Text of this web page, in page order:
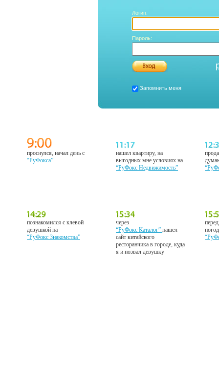
Логин:
Пароль:
Запомнить меня
проснулся, начал день с
“РуФокса”
нашел квартиру, на
выгодных мне условиях на
“РуФокс Недвижимость”
познакомился с клевой
девушкой на
“РуФокс Знакомства”
через
“РуФокс Каталог”нашел
сайт китайского
ресторанчика в городе, куда
я и позвал девушку